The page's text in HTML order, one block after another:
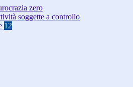
zero
soggette a controllo
12